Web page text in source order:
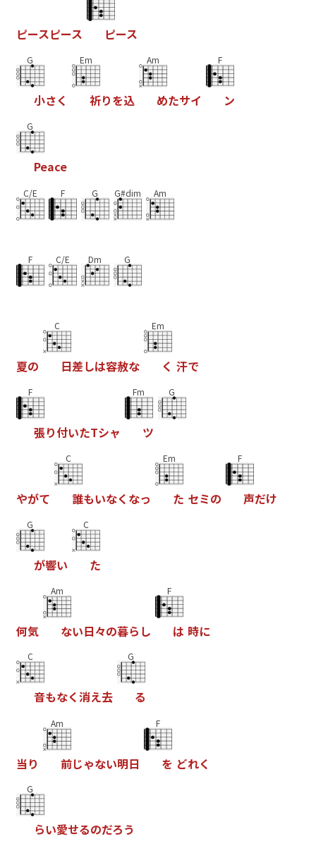
ピースピース ピース
G
小さく
Em
祈りを込
Am
めたサイ
F
ン
G
Peace
C/E F G G#dim Am
F C/E Dm G
夏の
C
日差しは容赦な
Em
く 汗で
F
張り付いたTシャ
Fm
ツ
G
やがて
C
誰もいなく なっ
Em
た セミの
F
声だけ
G
が響い
C
た
何気
Am
ない日々の暮ら し
F
は 時に
C
音もなく消え去
G
る
当り
Am
前じゃない明日
F
を どれく
G
らい愛せるのだろう